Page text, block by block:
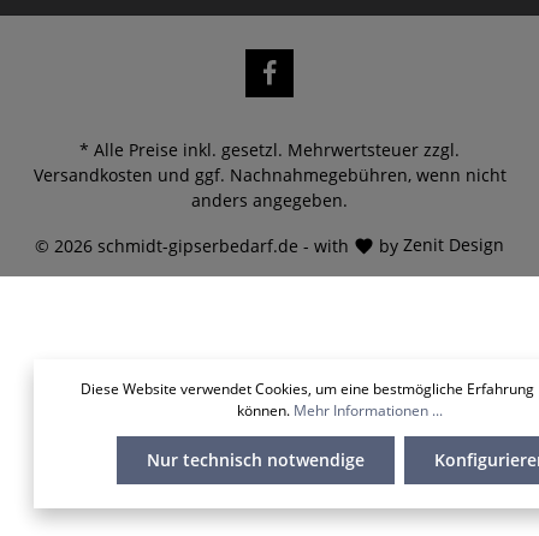
© 2026 schmidt-gipserbedarf.de - with by Zenit Design
* Alle Preise inkl. gesetzl. Mehrwertsteuer zzgl.
Versandkosten und ggf. Nachnahmegebühren, wenn nicht
anders angegeben.
Diese Website verwendet Cookies, um eine bestmögliche Erfahrung
können. Mehr Informationen ...
Nur technisch notwendige